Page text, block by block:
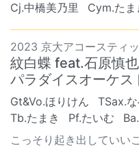
Cj.中橋美乃里
Cym.たま
2023 京大アコースティ
紋白蝶 feat.石原慎
パラダイスオーケス
Gt&Vo.ほりけん TSax.
Tb.たまき
Pf.たいむ
こっそり起き出していい